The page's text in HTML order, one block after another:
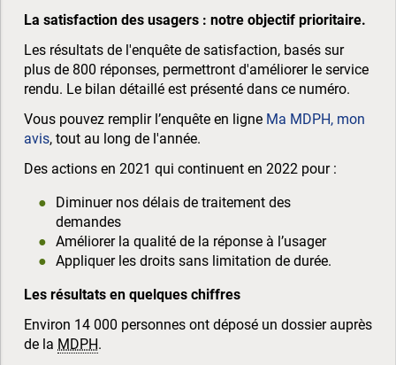
La satisfaction des usagers : notre objectif prioritaire.
Les résultats de l'enquête de satisfaction, basés sur
plus de 800 réponses, permettront d'améliorer le service
rendu. Le bilan détaillé est présenté dans ce numéro.
Vous pouvez remplir l’enquête en ligne Ma MDPH, mon
avis, tout au long de l'année.
Des actions en 2021 qui continuent en 2022 pour :
Diminuer nos délais de traitement des
demandes
Améliorer la qualité de la réponse à l’usager
Appliquer les droits sans limitation de durée.
Les résultats en quelques chiffres
Environ 14 000 personnes ont déposé un dossier auprès
de la MDPH.